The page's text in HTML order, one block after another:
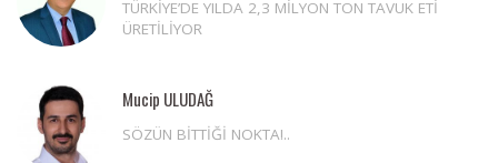
TÜRKİYE’DE YILDA 2,3 MİLYON TON TAVUK ETİ
ÜRETİLİYOR
Mucip ULUDAĞ
SÖZÜN BİTTİĞİ NOKTA!..